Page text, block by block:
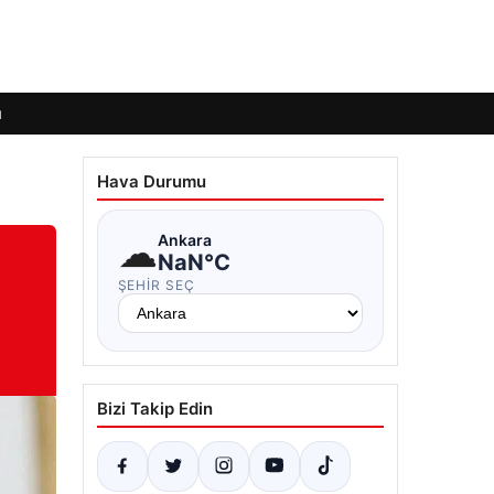
Hava Durumu
☁Ankara
NaN°C
ŞEHIR SEÇ
Bizi Takip Edin